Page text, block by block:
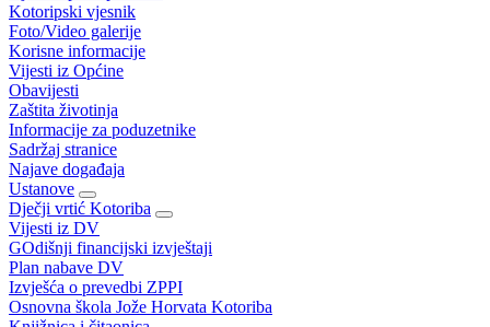
Kotoripski vjesnik
Foto/Video galerije
Korisne informacije
Vijesti iz Općine
Obavijesti
Zaštita životinja
Informacije za poduzetnike
Sadržaj stranice
Najave događaja
Ustanove
Dječji vrtić Kotoriba
Vijesti iz DV
GOdišnji financijski izvještaji
Plan nabave DV
Izvješća o prevedbi ZPPI
Osnovna škola Jože Horvata Kotoriba